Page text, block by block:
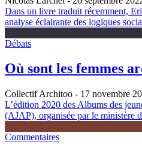
Dans un livre traduit récemment,
analyse éclairante des logiques
Débats
Où sont les femmes
Collectif Architoo - 17 novembre
L’édition 2020 des Albums des
(AJAP), organisée par le ministère
Commentaires